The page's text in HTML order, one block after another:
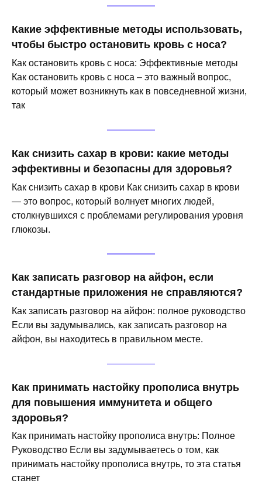
Какие эффективные методы использовать,
чтобы быстро остановить кровь с носа?
Как остановить кровь с носа: Эффективные методы
Как остановить кровь с носа – это важный вопрос,
который может возникнуть как в повседневной жизни,
так
Как снизить сахар в крови: какие методы
эффективны и безопасны для здоровья?
Как снизить сахар в крови Как снизить сахар в крови
— это вопрос, который волнует многих людей,
столкнувшихся с проблемами регулирования уровня
глюкозы.
Как записать разговор на айфон, если
стандартные приложения не справляются?
Как записать разговор на айфон: полное руководство
Если вы задумывались, как записать разговор на
айфон, вы находитесь в правильном месте.
Как принимать настойку прополиса внутрь
для повышения иммунитета и общего
здоровья?
Как принимать настойку прополиса внутрь: Полное
Руководство Если вы задумываетесь о том, как
принимать настойку прополиса внутрь, то эта статья
станет